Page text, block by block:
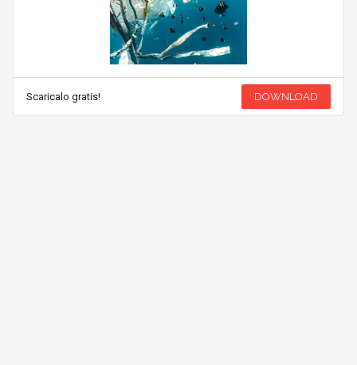
Scaricalo gratis! DOWNLOAD